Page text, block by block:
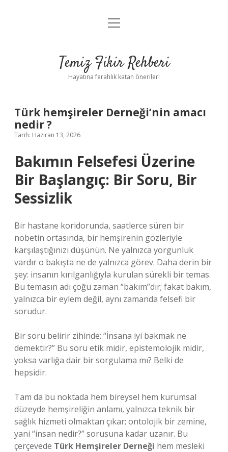
Anasayfa
Yasal Uyarı
menüyü
Temiz Fikir Rehberi
Hayatına ferahlık katan öneriler!
Türk hemşireler Derneği’nin amacı
nedir ?
Tarih: Haziran 13, 2026
Bakımın Felsefesi Üzerine
Bir Başlangıç: Bir Soru, Bir
Sessizlik
Bir hastane koridorunda, saatlerce süren bir
nöbetin ortasında, bir hemşirenin gözleriyle
karşılaştığınızı düşünün. Ne yalnızca yorgunluk
vardır o bakışta ne de yalnızca görev. Daha derin bir
şey: insanın kırılganlığıyla kurulan sürekli bir temas.
Bu temasın adı çoğu zaman “bakım”dır; fakat bakım,
yalnızca bir eylem değil, aynı zamanda felsefi bir
sorudur.
Bir soru belirir zihinde: “İnsana iyi bakmak ne
demektir?” Bu soru etik midir, epistemolojik midir,
yoksa varlığa dair bir sorgulama mı? Belki de
hepsidir.
Tam da bu noktada hem bireysel hem kurumsal
düzeyde hemşireliğin anlamı, yalnızca teknik bir
sağlık hizmeti olmaktan çıkar; ontolojik bir zemine,
yani “insan nedir?” sorusuna kadar uzanır. Bu
çerçevede Türk Hemşireler Derneği hem mesleki